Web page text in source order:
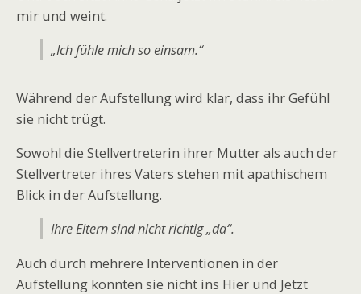
mir und weint.
„Ich fühle mich so einsam.“
Während der Aufstellung wird klar, dass ihr Gefühl
sie nicht trügt.
Sowohl die Stellvertreterin ihrer Mutter als auch der
Stellvertreter ihres Vaters stehen mit apathischem
Blick in der Aufstellung.
Ihre Eltern sind nicht richtig „da“.
Auch durch mehrere Interventionen in der
Aufstellung konnten sie nicht ins Hier und Jetzt